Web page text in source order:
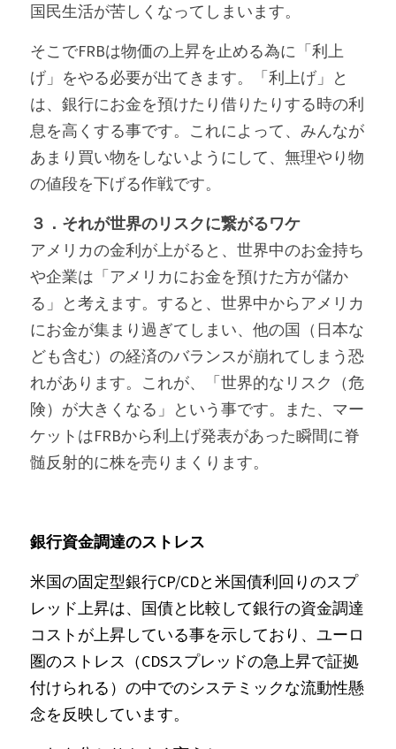
国民生活が苦しくなってしまいます。
そこでFRBは物価の上昇を止める為に「利上
げ」をやる必要が出てきます。「利上げ」と
は、銀行にお金を預けたり借りたりする時の利
息を高くする事です。これによって、みんなが
あまり買い物をしないようにして、無理やり物
の値段を下げる作戦です。
３．それが世界のリスクに繋がるワケ
アメリカの金利が上がると、世界中のお金持ち
や企業は「アメリカにお金を預けた方が儲か
る」と考えます。すると、世界中からアメリカ
にお金が集まり過ぎてしまい、他の国（日本な
ども含む）の経済のバランスが崩れてしまう恐
れがあります。これが、「世界的なリスク（危
険）が大きくなる」という事です。また、マー
ケットはFRBから利上げ発表があった瞬間に脊
髄反射的に株を売りまくります。
銀行資金調達のストレス
米国の固定型銀行CP/CDと米国債利回りのスプ
レッド上昇は、国債と比較して銀行の資金調達
コストが上昇している事を示しており、ユーロ
圏のストレス（CDSスプレッドの急上昇で証拠
付けられる）の中でのシステミックな流動性懸
念を反映しています。